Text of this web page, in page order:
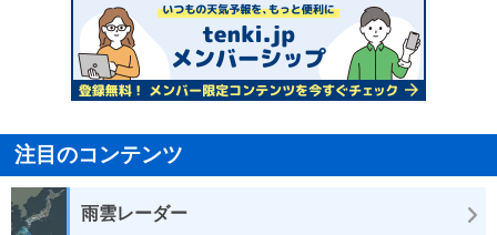
注目のコンテンツ
雨雲レーダー